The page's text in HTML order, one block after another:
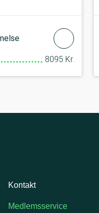
8095 Kr.
Kontakt
Medlemsservice